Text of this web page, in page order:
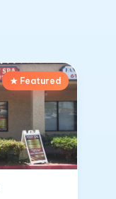
★ Featured